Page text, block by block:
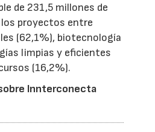
de 231,5 millones de
proyectos entre
(62,1%), biotecnología
limpias y eficientes
(16,2%).
Innterconecta